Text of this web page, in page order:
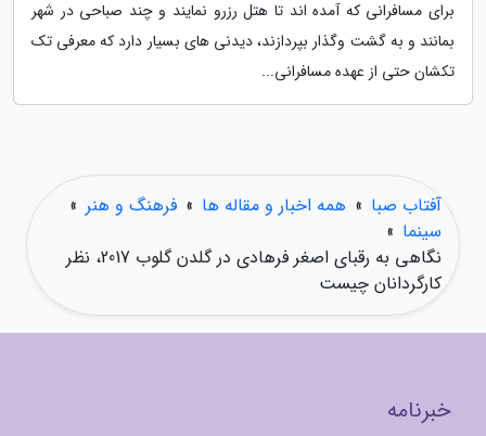
برای مسافرانی که آمده اند تا هتل رزرو نمایند و چند صباحی در شهر
بمانند و به گشت وگذار بپردازند، دیدنی های بسیار دارد که معرفی تک
تکشان حتی از عهده مسافرانی...
آفتاب صبا » همه اخبار و مقاله ها » فرهنگ و هنر »
سینما »
نگاهی به رقبای اصغر فرهادی در گلدن گلوب 2017، نظر
کارگردانان چیست
خبرنامه